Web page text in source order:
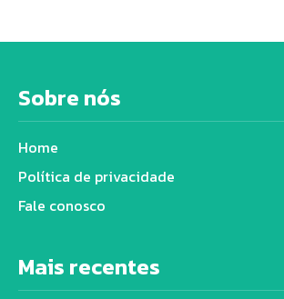
Sobre nós
Home
Política de privacidade
Fale conosco
Mais recentes